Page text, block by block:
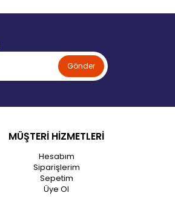
Gönder
MÜŞTERİ HİZMETLERİ
Hesabım
Siparişlerim
Sepetim
Üye Ol